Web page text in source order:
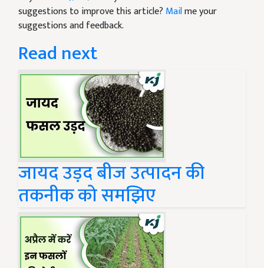
suggestions to improve this article? Mailme your
suggestions and feedback.
Read next
जायद उड़द बीज उत्पादन की
तकनीक को समझिए